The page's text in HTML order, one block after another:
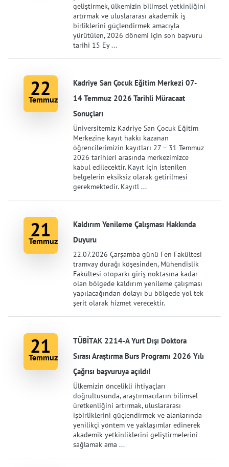
geliştirmek, ülkemizin bilimsel yetkinliğini
artırmak ve uluslararası akademik iş
birliklerini güçlendirmek amacıyla
yürütülen, 2026 dönemi için son başvuru
tarihi 15 Ey ...
22
Temmuz
Kadriye San Çocuk Eğitim Merkezi 07-
14 Temmuz 2026 Tarihli Müracaat
Sonuçları
Üniversitemiz Kadriye San Çocuk Eğitim
Merkezine kayıt hakkı kazanan
öğrencilerimizin kayıtları 27 – 31 Temmuz
2026 tarihleri arasında merkezimizce
kabul edilecektir. Kayıt için istenilen
belgelerin eksiksiz olarak getirilmesi
gerekmektedir. Kayıtl ...
21
Temmuz
Kaldırım Yenileme Çalışması Hakkında
Duyuru
22.07.2026 Çarşamba günü Fen Fakültesi
tramvay durağı köşesinden, Mühendislik
Fakültesi otoparkı giriş noktasına kadar
olan bölgede kaldırım yenileme çalışması
yapılacağından dolayı bu bölgede yol tek
şerit olarak hizmet verecektir.
21
Temmuz
TÜBİTAK 2214-A Yurt Dışı Doktora
Sırası Araştırma Burs Programı 2026 Yılı
Çağrısı başvuruya açıldı!
Ülkemizin öncelikli ihtiyaçları
doğrultusunda, araştırmacıların bilimsel
üretkenliğini artırmak, uluslararası
işbirliklerini güçlendirmek ve alanlarında
yenilikçi yöntem ve yaklaşımlar edinerek
akademik yetkinliklerini geliştirmelerini
sağlamak ama ...